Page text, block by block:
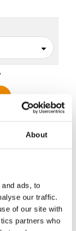
About
ads, to
our traffic.
of our site with
partners who
finnes
Serien
Linsene er